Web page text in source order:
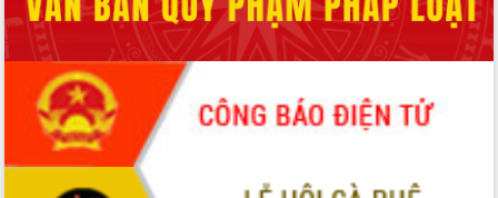
Khởi động Dự án Đầu tư xây dựng hạ
tầng kỹ thuật Cụm công nghiệp Tân
Tiến
Gặp mặt các cơ quan báo chí nhân Kỷ
niệm 101 năm Ngày Báo chí Cách
mạng Việt Nam
Đắk Lắk sơ kết 4 năm triển khai thực
hiện Đề án 06 của Chính phủ